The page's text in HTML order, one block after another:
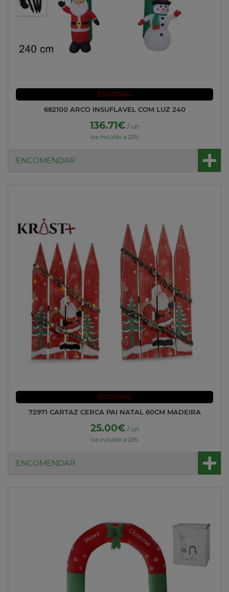
ESGOTADO
682100 ARCO INSUFLAVEL COM LUZ 240
136.71€ / un
Iva incluído a 23%
ENCOMENDAR
ESGOTADO
72971 CARTAZ CERCA PAI NATAL 60CM MADEIRA
25.00€ / un
Iva incluído a 23%
ENCOMENDAR